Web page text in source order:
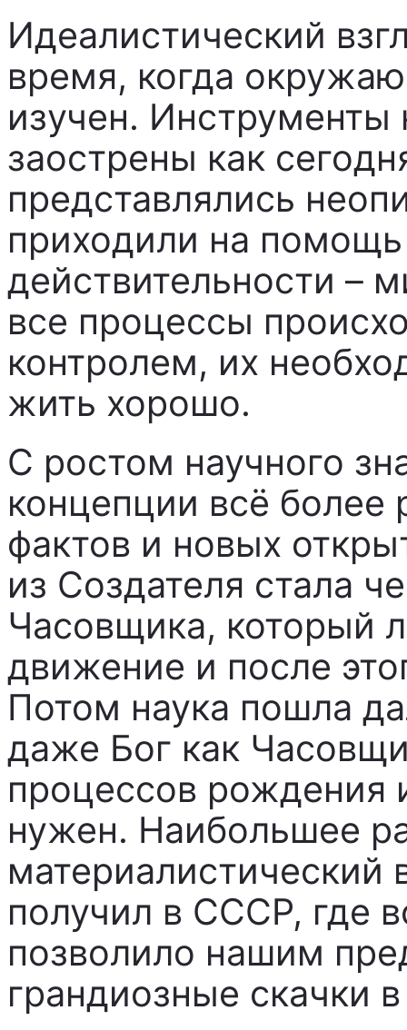
Идеалистический
время, когда
изучен.
заострены как
представлялись
приходили на
действительности –
все процессы
контролем, их
жить хорошо.
С ростом научного
концепции всё
фактов и новых
из Создателя стала
Часовщика, который
движение и после
Потом наука пошла
даже Бог как
процессов рождения
нужен. Наибольшее
материалистический
получил в СССР, где
позволило нашим
грандиозные скачки